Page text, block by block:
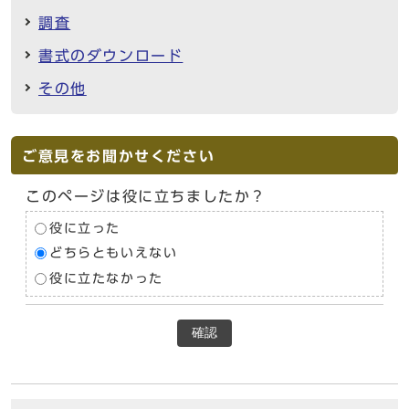
調査
書式のダウンロード
その他
ご意見をお聞かせください
このページは役に立ちましたか？
役に立った
どちらともいえない
役に立たなかった
確認